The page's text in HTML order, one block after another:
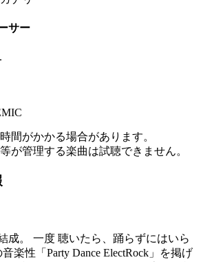
サー
間がかかる場合があります。
が管理する楽曲は試聴できません。
成。 一度 聴いたら、踊らずにはいら
楽性「Party Dance ElectRock」を掲げ